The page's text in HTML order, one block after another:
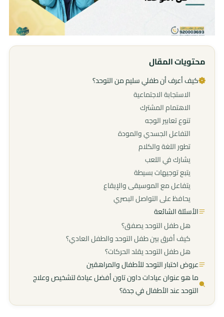
محتويات المقال
كيف أعرف أن طفلي سليم من التوحد؟
الاستجابة الاجتماعية
الاهتمام المشترك
تنوع تعابير الوجه
التفاعل الجسدي والمودة
تطور اللغة والكلام
يشارك في اللعب
يتبع توجيهات بسيطة
يتفاعل مع الموسيقى والإيقاع
يحافظ على التواصل البصري
الأسئلة الشائعة
هل طفل التوحد يصفق؟
كيف أفرق بين طفل التوحد والطفل العادي؟
هل طفل التوحد يقلد الحركات؟
عروض اختبار التوحد للأطفال والمراهقين
ما هو عنوان عيادات داون تاون أفضل عيادة لتشخيص وعلاج
التوحد عند الأطفال في جدة؟